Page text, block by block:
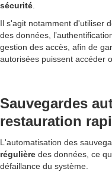
sécurité
Il s'agit notamment d'utiliser
des données,
gestion des accès, afin de
autorisées puissent accéder
Sauvegardes
restauration
L'automatisation des
régulière des données, ce
défaillance du système.